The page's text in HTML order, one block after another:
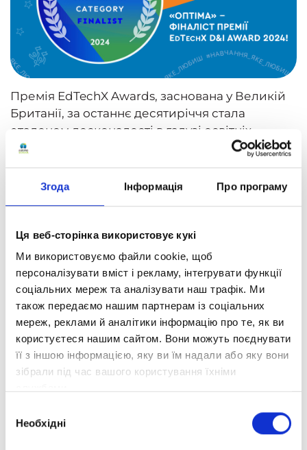
Згода Інформація Про програму
Ця веб-сторінка використовує кукі
Ми використовуємо файли cookie, щоб
персоналізувати вміст і рекламу, інтегрувати функції
соціальних мереж та аналізувати наш трафік. Ми
також передаємо нашим партнерам із соціальних
мереж, реклами й аналітики інформацію про те, як ви
користуєтеся нашим сайтом. Вони можуть поєднувати
її з іншою інформацією, яку ви їм надали або яку вони
зібрали під час вашого користування їхніми
згоди
Необхідні
Премія EdTechX Awards, заснована у Великій
Британії, за останнє десятиріччя стала
еталоном досконалості в галузі освітніх
технологій. Щорічно за здобуття премії
змагаються тисячі освітніх компаній з усього
світу.
Наша команда докладає максимум зусиль,
високим міжнародним професійним
стандартам. Щодня ми гордо виконуємо свою
соціальну місію – надаємо якісну освіту
українським дітям. Ми незмінно дбаємо про
те, щоб кожен учень здобув найкращі знання
та навички.
Визнання професіоналізму «Оптіми» на
міжнародному рівні підтверджує високий
стандарт освіти, яку ми пропонуємо. Наші
найсучасніших тенденцій та інновацій у сфері
освіти, що робить навчання ефективним і